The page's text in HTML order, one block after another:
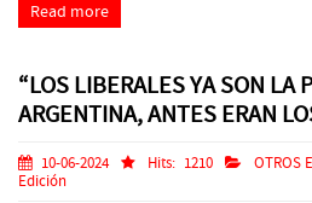
Read more
“LOS LIBERALES YA SON LA
ARGENTINA, ANTES ERAN
10-06-2024 Hits: 1210 OTROS
Edición